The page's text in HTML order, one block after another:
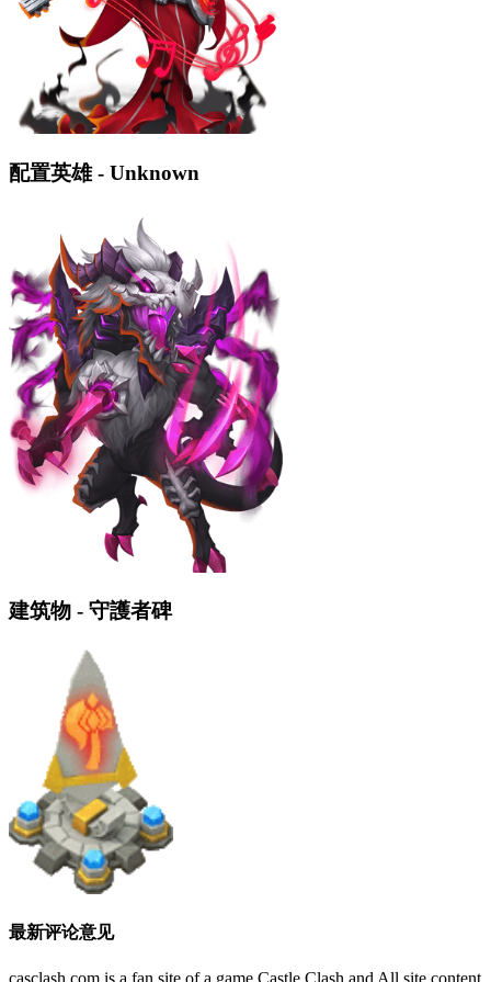
配置英雄 - Unknown
建筑物 - 守護者碑
最新评论意见
casclash.com is a fan site of a game Castle Clash and All site content